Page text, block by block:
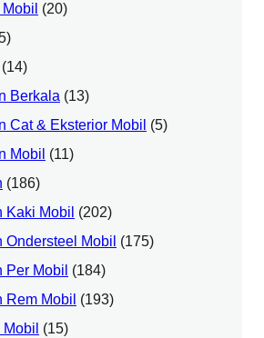
(20)
(14)
Berkala (13)
Cat & Eksterior Mobil (5)
Mobil (11)
(186)
Kaki Mobil (202)
Ondersteel Mobil (175)
Per Mobil (184)
Rem Mobil (193)
(15)